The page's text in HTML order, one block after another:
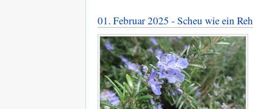
01. Februar 2025 - Scheu wie ein Reh